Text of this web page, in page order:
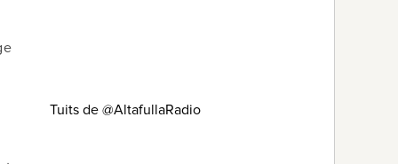
Tuits de @AltafullaRadio